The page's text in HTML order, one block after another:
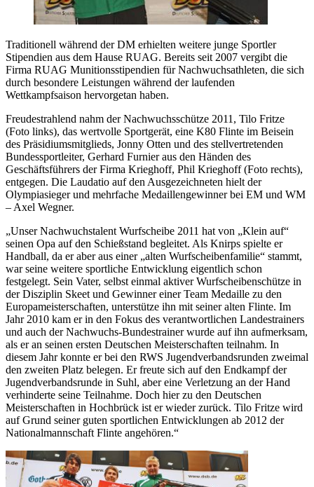
Traditionell während der DM erhielten weitere junge Sportler
Stipendien aus dem Hause RUAG. Bereits seit 2007 vergibt die
Firma RUAG Munitionsstipendien für Nachwuchsathleten, die sich
durch besondere Leistungen während der laufenden
Wettkampfsaison hervorgetan haben.
Freudestrahlend nahm der Nachwuchsschütze 2011, Tilo Fritze
(Foto links), das wertvolle Sportgerät, eine K80 Flinte im Beisein
des Präsidiumsmitglieds, Jonny Otten und des stellvertretenden
Bundessportleiter, Gerhard Furnier aus den Händen des
Geschäftsführers der Firma Krieghoff, Phil Krieghoff (Foto rechts),
entgegen. Die Laudatio auf den Ausgezeichneten hielt der
Olympiasieger und mehrfache Medaillengewinner bei EM und WM
– Axel Wegner.
„Unser Nachwuchstalent Wurfscheibe 2011 hat von „Klein auf“
seinen Opa auf den Schießstand begleitet. Als Knirps spielte er
Handball, da er aber aus einer „alten Wurfscheibenfamilie“ stammt,
war seine weitere sportliche Entwicklung eigentlich schon
festgelegt. Sein Vater, selbst einmal aktiver Wurfscheibenschütze in
der Disziplin Skeet und Gewinner einer Team Medaille zu den
Europameisterschaften, unterstütze ihn mit seiner alten Flinte. Im
Jahr 2010 kam er in den Fokus des verantwortlichen Landestrainers
und auch der Nachwuchs-Bundestrainer wurde auf ihn aufmerksam,
als er an seinen ersten Deutschen Meisterschaften teilnahm. In
diesem Jahr konnte er bei den RWS Jugendverbandsrunden zweimal
den zweiten Platz belegen. Er freute sich auf den Endkampf der
Jugendverbandsrunde in Suhl, aber eine Verletzung an der Hand
verhinderte seine Teilnahme. Doch hier zu den Deutschen
Meisterschaften in Hochbrück ist er wieder zurück. Tilo Fritze wird
auf Grund seiner guten sportlichen Entwicklungen ab 2012 der
Nationalmannschaft Flinte angehören.“